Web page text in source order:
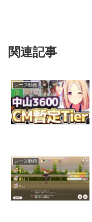
関連記事
レース動画
レース動画